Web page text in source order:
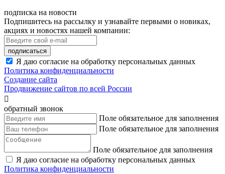
подписка на новости
Подпишитесь на рассылку и узнавайте первыми о новиках,
акциях и новостях нашей компании:
подписаться
Я даю согласие на обработку персональных данных
Политика конфиденциальности
Создание сайта
Продвижение сайтов по всей России

обратный звонок
Поле обязательное для заполнения
Поле обязательное для заполнения
Поле обязательное для заполнения
Я даю согласие на обработку персональных данных
Политика конфиденциальности